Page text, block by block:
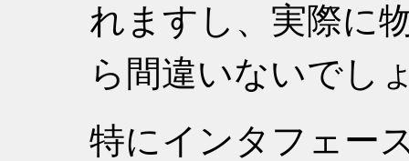
れますし、実際に
ら間違いないでし
特にインタフェー